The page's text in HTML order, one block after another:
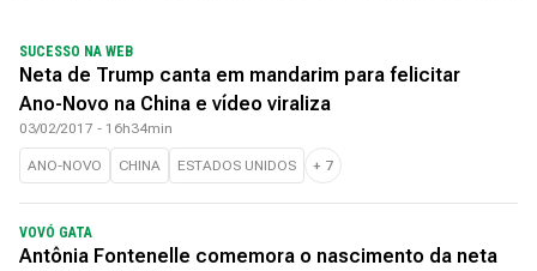
SUCESSO NA WEB
Neta de Trump canta em mandarim para felicitar
Ano-Novo na China e vídeo viraliza
03/02/2017 - 16h34min
ANO-NOVO CHINA ESTADOS UNIDOS + 7
VOVÓ GATA
Antônia Fontenelle comemora o nascimento da neta